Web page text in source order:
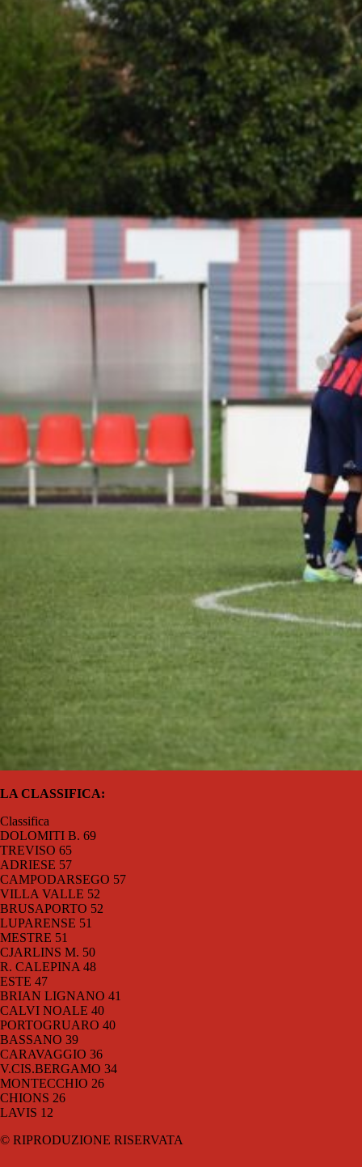
LA CLASSIFICA:
Classifica
DOLOMITI B. 69
TREVISO 65
ADRIESE 57
CAMPODARSEGO 57
VILLA VALLE 52
BRUSAPORTO 52
LUPARENSE 51
MESTRE 51
CJARLINS M. 50
R. CALEPINA 48
ESTE 47
BRIAN LIGNANO 41
CALVI NOALE 40
PORTOGRUARO 40
BASSANO 39
CARAVAGGIO 36
V.CIS.BERGAMO 34
MONTECCHIO 26
CHIONS 26
LAVIS 12
© RIPRODUZIONE RISERVATA